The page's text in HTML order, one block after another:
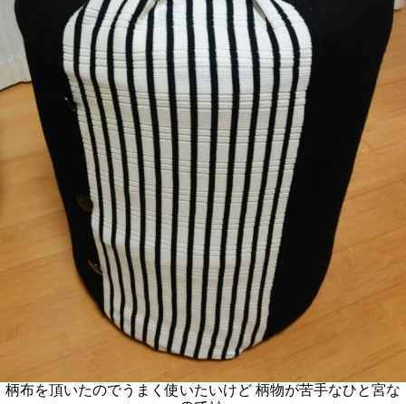
柄布を頂いたのでうまく使いたいけど 柄物が苦手なひと宮な